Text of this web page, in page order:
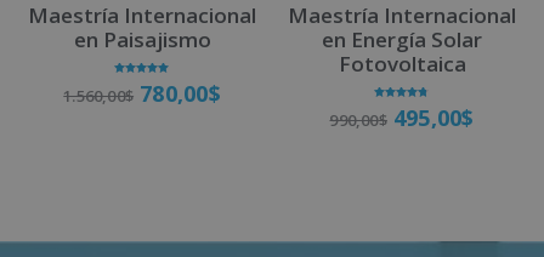
Maestría Internacional
en Paisajismo
con
4.92
1.560,00$ 780,00$
Maestría Internacional
en Energía Solar
Fotovoltaica
con
4.71
990,00$ 495,00$